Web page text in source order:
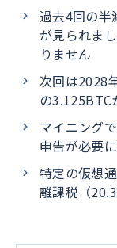
過去4回の半
が見られま
りません
次回は2028
の3.125BTC
マイニング
申告が必要
特定の仮想
離課税（